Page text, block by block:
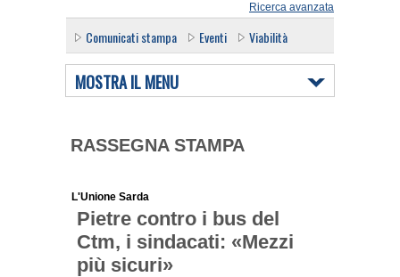
Ricerca avanzata
Comunicati stampa Eventi Viabilità
MOSTRA IL MENU
RASSEGNA STAMPA
L'Unione Sarda
Pietre contro i bus del
Ctm, i sindacati: «Mezzi
più sicuri»